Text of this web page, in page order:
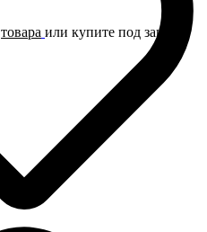
товара или купите под заказ!